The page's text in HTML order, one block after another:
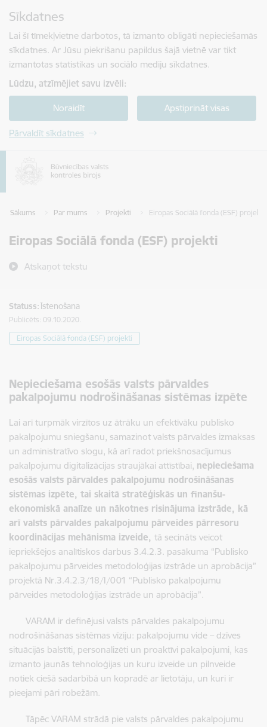
Sīkdatnes
Lai šī tīmekļvietne darbotos, tā izmanto obligāti nepieciešamās
sīkdatnes. Ar Jūsu piekrišanu papildus šajā vietnē var tikt
izmantotas statistikas un sociālo mediju sīkdatnes.
Lūdzu, atzīmējiet savu izvēli:
Noraidīt Apstiprināt visas
Pārvaldīt sīkdatnes
Sākums Par mums Projekti Eiropas Sociālā fonda (ESF) projekti
Eiropas Sociālā fonda (ESF) projekti
Atskaņot tekstu
Statuss:Īstenošana
Publicēts: 09.10.2020.
Eiropas Sociālā fonda (ESF) projekti
Nepieciešama esošās valsts pārvaldes
pakalpojumu nodrošināšanas sistēmas izpēte
Lai arī turpmāk virzītos uz ātrāku un efektīvāku publisko
pakalpojumu sniegšanu, samazinot valsts pārvaldes izmaksas
un administratīvo slogu, kā arī radot priekšnosacījumus
pakalpojumu digitalizācijas straujākai attīstībai, nepieciešama
esošās valsts pārvaldes pakalpojumu nodrošināšanas
sistēmas izpēte, tai skaitā stratēģiskās un finanšu-
ekonomiskā analīze un nākotnes risinājuma izstrāde, kā
arī valsts pārvaldes pakalpojumu pārveides pārresoru
koordinācijas mehānisma izveide, tā secināts veicot
iepriekšējos analītiskos darbus 3.4.2.3. pasākuma “Publisko
pakalpojumu pārveides metodoloģijas izstrāde un aprobācija”
projektā Nr.3.4.2.3/18/I/001 “Publisko pakalpojumu
pārveides metodoloģijas izstrāde un aprobācija”.
VARAM ir definējusi valsts pārvaldes pakalpojumu
nodrošināšanas sistēmas vīziju: pakalpojumu vide – dzīves
situācijās balstīti, personalizēti un proaktīvi pakalpojumi, kas
izmanto jaunās tehnoloģijas un kuru izveide un pilnveide
notiek ciešā sadarbībā un kopradē ar lietotāju, un kuri ir
pieejami pāri robežām.
Tāpēc VARAM strādā pie valsts pārvaldes pakalpojumu